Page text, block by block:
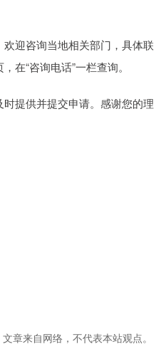
迎咨询当地相关部门，具体联
在“咨询电话”一栏查询。
提供并提交申请。感谢您的理
章来自网络，不代表本站观点。